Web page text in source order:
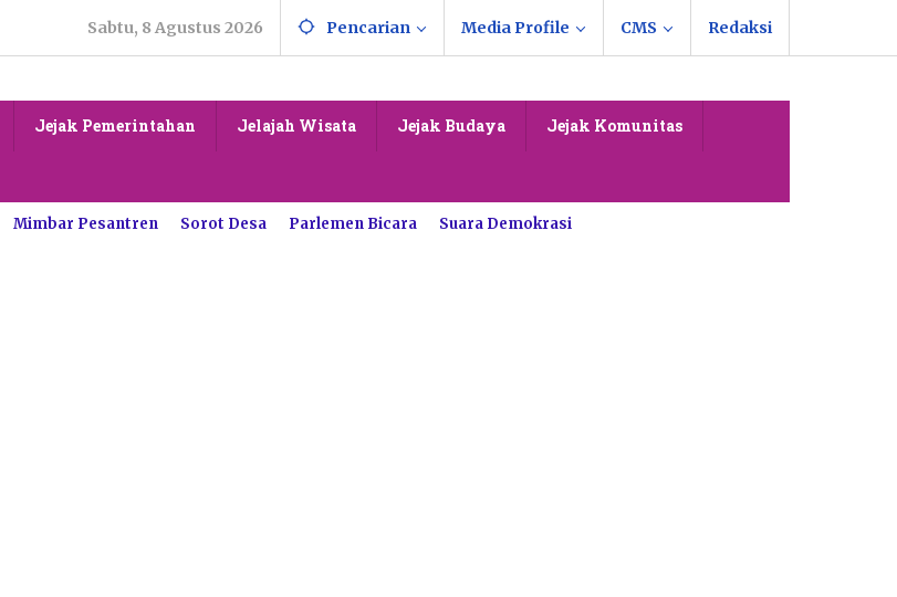
Sabtu, 8 Agustus 2026 Pencarian Media Profile CMS Redaksi
Jejak Pemerintahan Jelajah Wisata Jejak Budaya Jejak Komunitas
Mimbar Pesantren Sorot Desa Parlemen Bicara Suara Demokrasi